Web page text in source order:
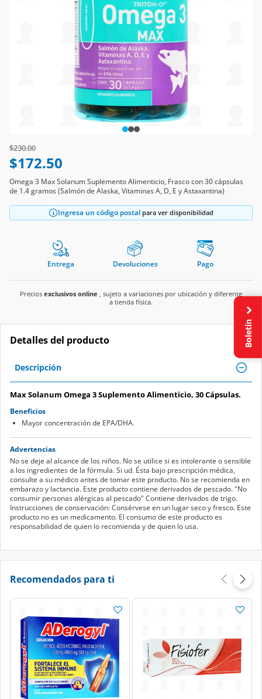
Price reduced from
$230.00to
$172.50
Omega 3 Max Solanum Suplemento Alimenticio, Frasco con 30 cápsulas
de 1.4 gramos (Salmón de Alaska, Vitaminas A, D, E y Astaxantina)
Ingresa un código postal para ver disponibilidad
Entrega Devoluciones Pago
Precios exclusivos online , sujeto a variaciones por ubicación y diferente
a tienda física.
Detalles del producto
Descripción
Max Solanum Omega 3 Suplemento Alimenticio, 30 Cápsulas.
Beneficios
Mayor concentración de EPA/DHA.
Advertencias
No se deje al alcance de los niños. No se utilice si es intolerante o sensible
a los ingredientes de la fórmula. Si ud. Ésta bajo prescripción médica,
consulte a su médico antes de tomar este producto. No se recomienda en
embarazo y lactancia. Este producto contiene derivados de pescado. "No
consumir personas alérgicas al pescado" Contiene derivados de trigo.
Instrucciones de conservación: Consérvese en un lugar seco y fresco. Este
producto no es un medicamento. El consumo de este producto es
responsabilidad de quien lo recomienda y de quien lo usa.
Recomendados para ti
Boletín